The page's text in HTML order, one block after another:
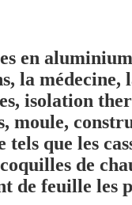
en
, la médecine,
isolation
moule,
tels que les
de
de feuille les